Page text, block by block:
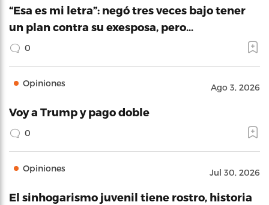
“Esa es mi letra”: negó tres veces bajo tener
un plan contra su exesposa, pero…
0
Opiniones Ago 3, 2026
Voy a Trump y pago doble
0
Opiniones Jul 30, 2026
El sinhogarismo juvenil tiene rostro, historia